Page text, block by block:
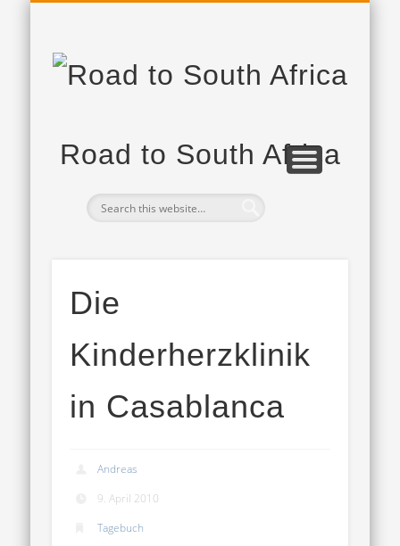
Road to South Africa
Die
Kinderherzklinik
in Casablanca
Andreas
9. April 2010
Tagebuch